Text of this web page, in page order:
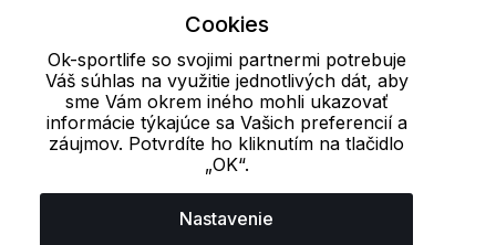
Offline
+421 277 270 090
Cookie - podrobné nastavenie| Ďalšie informácie
osobných údajov
Cookies
Ok-sportlife so svojimi partnermi potrebuje
Váš súhlas na využitie jednotlivých dát, aby
sme Vám okrem iného mohli ukazovať
informácie týkajúce sa Vašich preferencií a
záujmov. Potvrdíte ho kliknutím na tlačidlo
„OK“.
Nastavenie